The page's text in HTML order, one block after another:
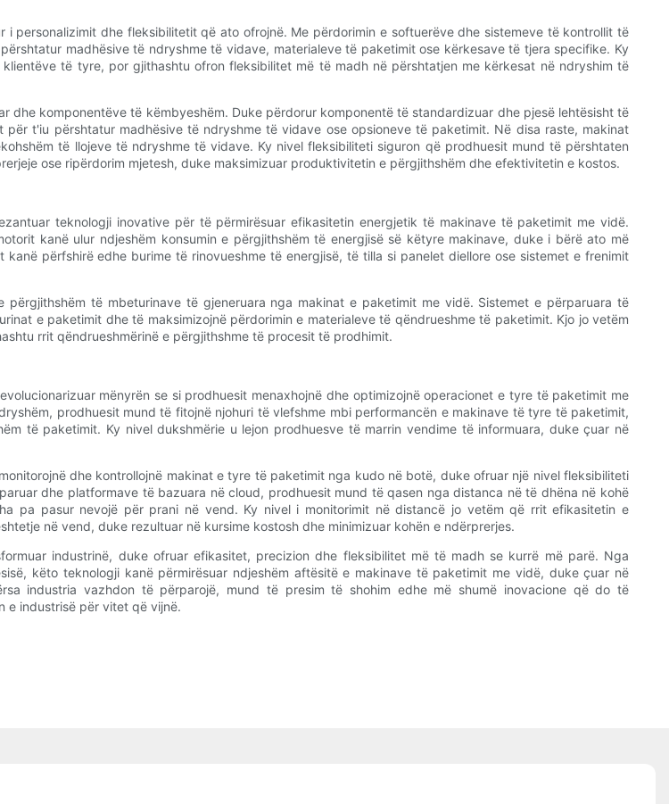
personalizimit dhe fleksibilitetit që ato ofrojnë. Me përdorimin e softuerëve dhe sistemeve të kontrollit të
madhësive të ndryshme të vidave, materialeve të paketimit ose kërkesave të tjera specifike. Ky
të tyre, por gjithashtu ofron fleksibilitet më të madh në përshtatjen me kërkesat në ndryshim të
komponentëve të këmbyeshëm. Duke përdorur komponentë të standardizuar dhe pjesë lehtësisht të
t'iu përshtatur madhësive të ndryshme të vidave ose opsioneve të paketimit. Në disa raste, makinat
të llojeve të ndryshme të vidave. Ky nivel fleksibiliteti siguron që prodhuesit mund të përshtaten
ose ripërdorim mjetesh, duke maksimizuar produktivitetin e përgjithshëm dhe efektivitetin e kostos.
teknologji inovative për të përmirësuar efikasitetin energjetik të makinave të paketimit me vidë.
kanë ulur ndjeshëm konsumin e përgjithshëm të energjisë së këtyre makinave, duke i bërë ato më
përfshirë edhe burime të rinovueshme të energjisë, të tilla si panelet diellore ose sistemet e frenimit
të mbeturinave të gjeneruara nga makinat e paketimit me vidë. Sistemet e përparuara të
e paketimit dhe të maksimizojnë përdorimin e materialeve të qëndrueshme të paketimit. Kjo jo vetëm
rrit qëndrueshmërinë e përgjithshme të procesit të prodhimit.
mënyrën se si prodhuesit menaxhojnë dhe optimizojnë operacionet e tyre të paketimit me
prodhuesit mund të fitojnë njohuri të vlefshme mbi performancën e makinave të tyre të paketimit,
të paketimit. Ky nivel dukshmërie u lejon prodhuesve të marrin vendime të informuara, duke çuar në
dhe kontrollojnë makinat e tyre të paketimit nga kudo në botë, duke ofruar një nivel fleksibiliteti
dhe platformave të bazuara në cloud, prodhuesit mund të qasen nga distanca në të dhëna në kohë
pa pasur nevojë për prani në vend. Ky nivel i monitorimit në distancë jo vetëm që rrit efikasitetin e
në vend, duke rezultuar në kursime kostosh dhe minimizuar kohën e ndërprerjes.
industrinë, duke ofruar efikasitet, precizion dhe fleksibilitet më të madh se kurrë më parë. Nga
këto teknologji kanë përmirësuar ndjeshëm aftësitë e makinave të paketimit me vidë, duke çuar në
industria vazhdon të përparojë, mund të presim të shohim edhe më shumë inovacione që do të
e industrisë për vitet që vijnë.